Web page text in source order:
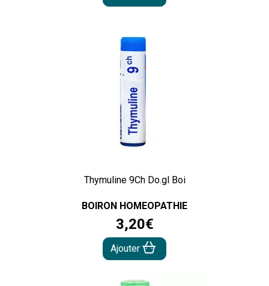
Thymuline 9Ch Do.gl Boi
BOIRON HOMEOPATHIE
3,20€
Ajouter